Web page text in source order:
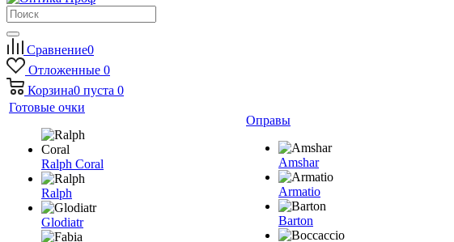
Сравнение0
Отложенные 0
Корзина0 пуста 0
Готовые очки
Ralph Coral
Ralph
Glodiatr
Оправы
Amshar
Armatio
Barton